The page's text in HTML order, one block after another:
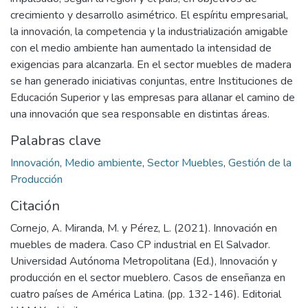
crecimiento y desarrollo asimétrico. El espíritu empresarial,
la innovación, la competencia y la industrialización amigable
con el medio ambiente han aumentado la intensidad de
exigencias para alcanzarla. En el sector muebles de madera
se han generado iniciativas conjuntas, entre Instituciones de
Educación Superior y las empresas para allanar el camino de
una innovación que sea responsable en distintas áreas.
Palabras clave
Innovación, Medio ambiente, Sector Muebles, Gestión de la
Producción
Citación
Cornejo, A. Miranda, M. y Pérez, L. (2021). Innovación en
muebles de madera. Caso CP industrial en El Salvador.
Universidad Autónoma Metropolitana (Ed.), Innovación y
producción en el sector mueblero. Casos de enseñanza en
cuatro países de América Latina. (pp. 132-146). Editorial